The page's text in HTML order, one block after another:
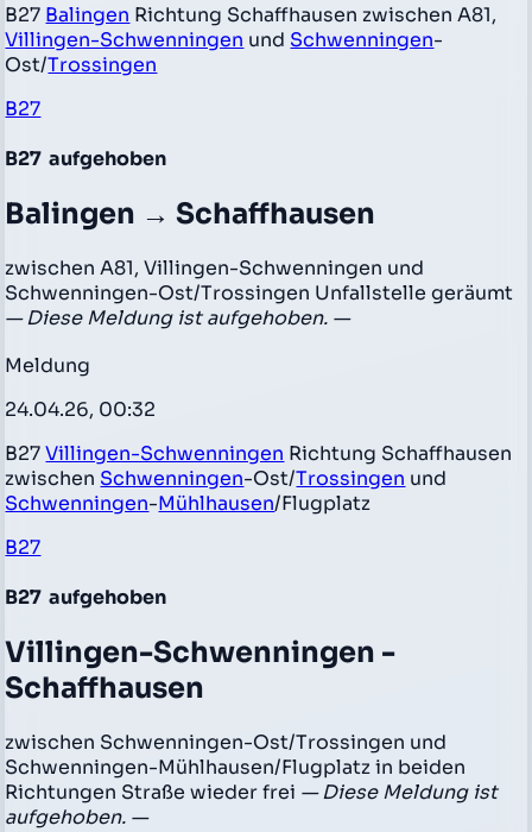
B27 Balingen Richtung Schaffhausen zwischen A81,
Villingen-Schwenningen und Schwenningen-
Ost/Trossingen
B27
B27 aufgehoben
Balingen → Schaffhausen
zwischen A81, Villingen-Schwenningen und
Schwenningen-Ost/Trossingen Unfallstelle geräumt
— Diese Meldung ist aufgehoben. —
Meldung
24.04.26, 00:32
B27Villingen-Schwenningen Richtung Schaffhausen
zwischen Schwenningen-Ost/Trossingen und
Schwenningen-Mühlhausen/Flugplatz
B27
B27 aufgehoben
Villingen-Schwenningen -
Schaffhausen
zwischen Schwenningen-Ost/Trossingen und
Schwenningen-Mühlhausen/Flugplatz in beiden
Richtungen Straße wieder frei — Diese Meldung ist
aufgehoben. —